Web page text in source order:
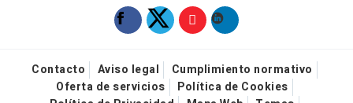
Contacto Aviso legal
Cumplimiento normativo
Oferta de servicios
Política de Cookies